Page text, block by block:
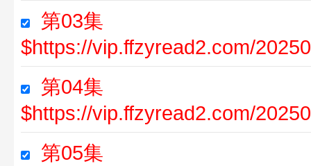
第03集
$https://vip.ffzyread2.com/
第04集
$https://vip.ffzyread2.com/
第05集